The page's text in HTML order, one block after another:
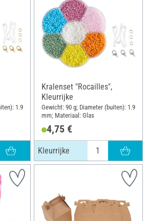
1.9
Kralenset "Rocailles",
Kleurrijke
Gewicht: 90 g; Diameter (buiten): 1.9
mm; Materiaal: Glas
4,75 €
Kleurrijke